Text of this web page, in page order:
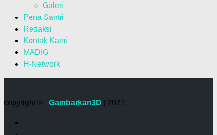
Galeri
Pena Santri
Redaksi
Kontak Kami
MADIG
H-Network
copyright © | Gambarkan3D | 2021